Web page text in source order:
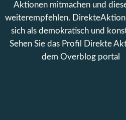
Aktionen mitmachen und
weiterempfehlen.
sich als demokratisch und
Sehen Sie das Profil
Direkte
dem Overblog portal